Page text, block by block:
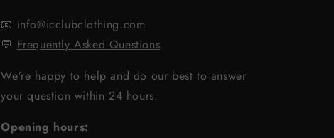
📧 info@icclubclothing.com
💬 Frequently Asked Questions
We’re happy to help and do our best to answer
your question within 24 hours.
Opening hours: